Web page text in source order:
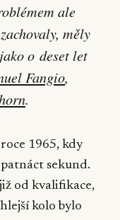
ale
měly
o deset let
Fangio,
.
1965, kdy
sekund.
od kvalifikace,
kolo bylo